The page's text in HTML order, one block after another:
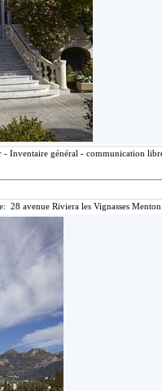
Inventaire général - communication
28 avenue Riviera les Vignasses